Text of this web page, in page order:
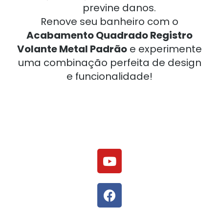
previne danos.
Renove seu banheiro com o
Acabamento Quadrado Registro
Volante Metal Padrão e experimente
uma combinação perfeita de design
e funcionalidade!